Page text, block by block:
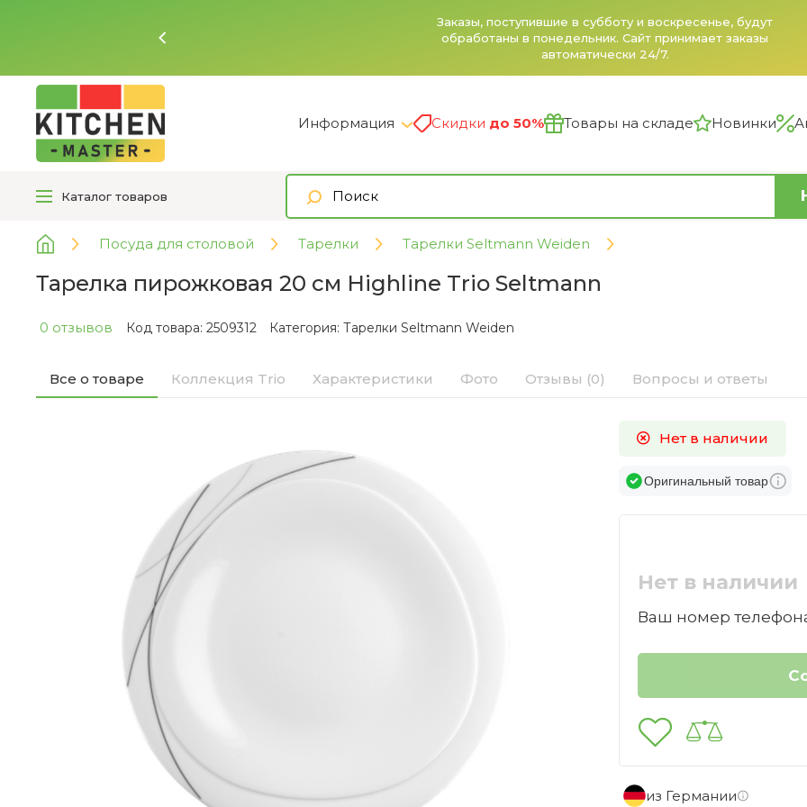
Заказы, поступившие в субботу и воскресенье, будут
обработаны в понедельник. Сайт принимает заказы
автоматически 24/7.
Информация Скидки до 50% Товары на складе Новинки
Каталог товаров
Посуда для столовой Тарелки Тарелки Seltmann Weiden
Тарелка пирожковая 20 см Highline Trio Seltmann
0 отзывов Код товара: 2509312 Категория: Тарелки Seltmann Weiden
Все о товаре Коллекция Trio Характеристики Фото Отзывы (0) Вопросы и ответы
Нет в наличии
Оригинальный товар
Нет в наличии
Ваш номер
из Германии